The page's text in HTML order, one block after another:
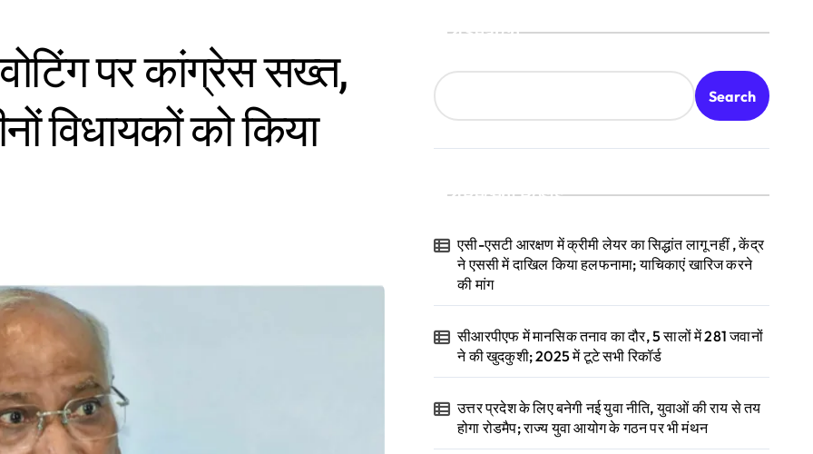
पर कांग्रेस सख्त,
विधायकों को किया
Search
Search
Recent Posts
एसी-एसटी आरक्षण में क्रीमी लेयर का सिद्धांत लागू नहीं , केंद्र
ने एससी में दाखिल किया हलफनामा; याचिकाएं खारिज करने
की मांग
सीआरपीएफ में मानसिक तनाव का दौर, 5 सालों में 281 जवानों
ने की खुदकुशी; 2025 में टूटे सभी रिकॉर्ड
उत्तर प्रदेश के लिए बनेगी नई युवा नीति, युवाओं की राय से तय
होगा रोडमैप; राज्य युवा आयोग के गठन पर भी मंथन